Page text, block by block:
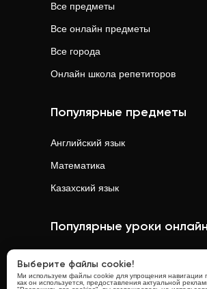
Все предметы
Все онлайн предметы
Все города
Онлайн школа репетиторов
Популярные предметы
Английский язык
Математика
Казахский язык
Популярные уроки онлайн
Физикаонлайн
Выберите файлы cookie!
Ми используем файлы cookie для упрощения навигации
как он используется, предоставления актуальной